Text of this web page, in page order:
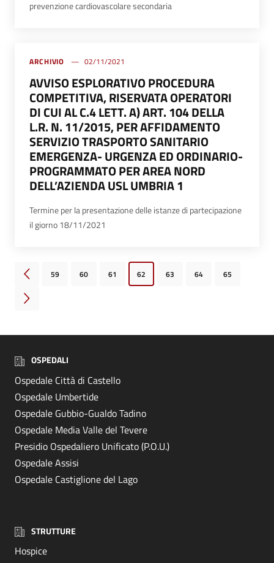
prevenzione cardiovascolare secondaria
ARCHIVIO 02/11/2021
AVVISO ESPLORATIVO PROCEDURA
COMPETITIVA, RISERVATA OPERATORI
DI CUI AL C.4 LETT. A) ART. 104 DELLA
L.R. N. 11/2015, PER AFFIDAMENTO
SERVIZIO TRASPORTO SANITARIO
EMERGENZA- URGENZA ED ORDINARIO-
PROGRAMMATO PER AREA NORD
DELL’AZIENDA USL UMBRIA 1
Termine per la presentazione delle istanze di partecipazione
il giorno 18/11/2021
Pagina precedente
59 60 61 62 63 64 65
Pagina successiva
OSPEDALI
Ospedale Città di Castello
Ospedale Umbertide
Ospedale Gubbio-Gualdo Tadino
Ospedale Media Valle del Tevere
Presidio Ospedaliero Unificato (P.O.U.)
Ospedale Assisi
Ospedale Castiglione del Lago
STRUTTURE
Hospice